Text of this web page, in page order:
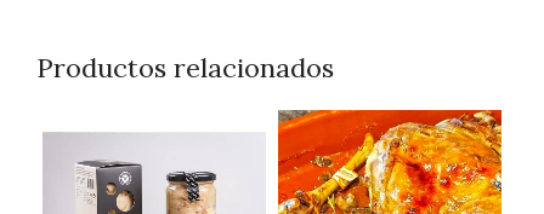
Productos relacionados